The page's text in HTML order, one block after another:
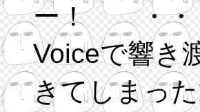
ー！ ・・・
Voiceで響き
きてしまっ